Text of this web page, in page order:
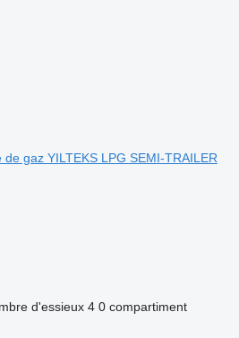
gaz YILTEKS LPG SEMI-TRAILER
d'essieux 4 0 compartiment